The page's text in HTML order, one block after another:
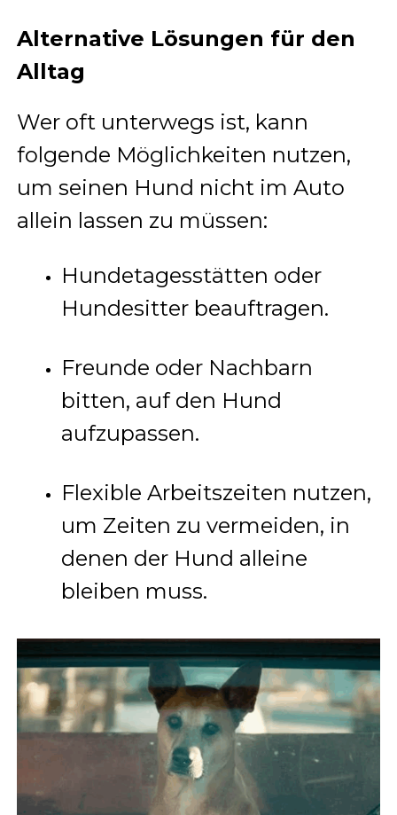
Alternative Lösungen für den
Alltag
Wer oft unterwegs ist, kann
folgende Möglichkeiten nutzen,
um seinen Hund nicht im Auto
allein lassen zu müssen:
Hundetagesstätten oder
Hundesitter beauftragen.
Freunde oder Nachbarn
bitten, auf den Hund
aufzupassen.
Flexible Arbeitszeiten nutzen,
um Zeiten zu vermeiden, in
denen der Hund alleine
bleiben muss.